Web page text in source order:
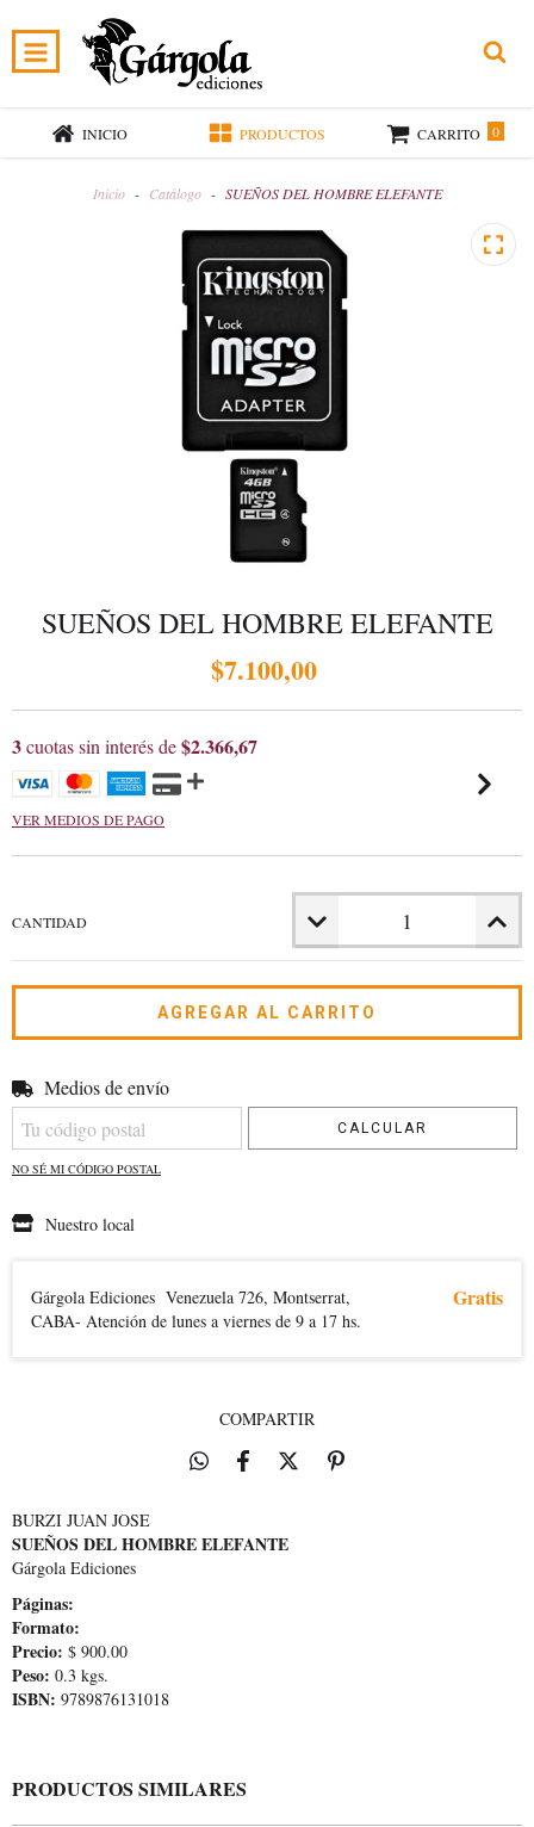
INICIO PRODUCTOS CARRITO 0
Inicio - Catálogo - SUEÑOS DEL HOMBRE ELEFANTE
SUEÑOS DEL HOMBRE ELEFANTE
$7.100,00
3cuotas sin interés de$2.366,67
VER MEDIOS DE PAGO
CANTIDAD
Entregas para el CP:
Medios de envío
CALCULAR
NO SÉ MI CÓDIGO POSTAL
Nuestro local
Gárgola Ediciones Venezuela 726, Montserrat,
CABA- Atención de lunes a viernes de 9 a 17 hs.
Gratis
COMPARTIR
BURZI JUAN JOSE
SUEÑOS DEL HOMBRE ELEFANTE
Gárgola Ediciones
Páginas:
Formato:
Precio: $ 900.00
Peso: 0.3 kgs.
ISBN: 9789876131018
PRODUCTOS SIMILARES